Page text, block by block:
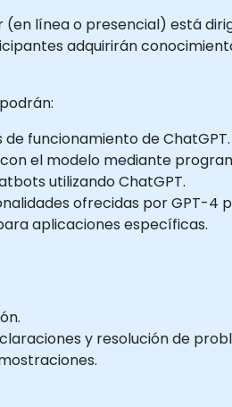
línea o presencial) está
adquirirán
funcionamiento de ChatGPT.
el modelo mediante
utilizando ChatGPT.
ofrecidas por GPT-4
aplicaciones específicas.
y resolución de